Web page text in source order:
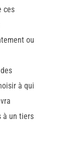
ces
ou
à qui
à un tiers